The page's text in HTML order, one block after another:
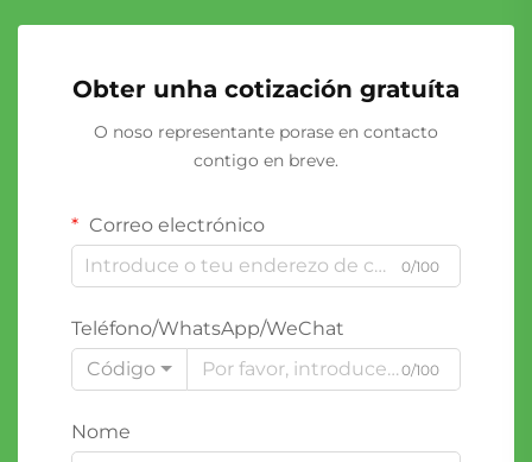
Obter unha cotización gratuíta
O noso representante porase en contacto
contigo en breve.
Correo electrónico
0/100
Teléfono/WhatsApp/WeChat
Código
0/100
Nome